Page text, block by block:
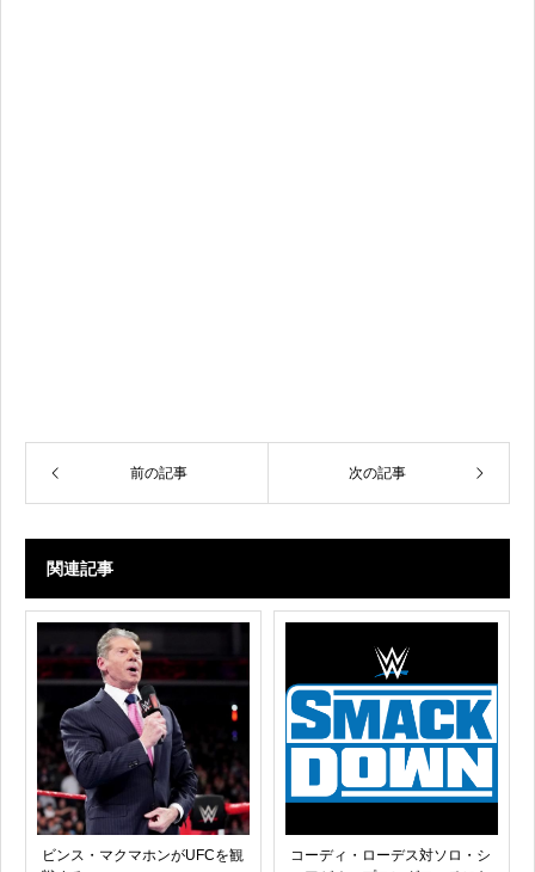
前の記事 次の記事
関連記事
ビンス・マクマホンがUFCを観
コーディ・ローデス対ソロ・シ